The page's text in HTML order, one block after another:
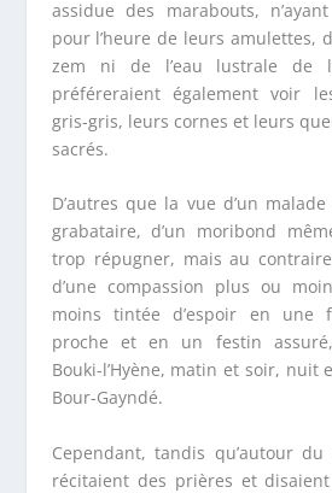
assidue des marabouts,
pour l’heure de leurs amulettes,
zem ni de l’eau lustrale de
préféreraient également voir
gris-gris, leurs cornes et leurs
sacrés.
D’autres que la vue d’un
grabataire, d’un moribond
trop répugner, mais au
d’une compassion plus ou
moins tintée d’espoir en une
proche et en un festin
Bouki-l’Hyène, matin et soir, nuit
Bour-Gayndé.
Cependant, tandis qu’autour
récitaient des prières et